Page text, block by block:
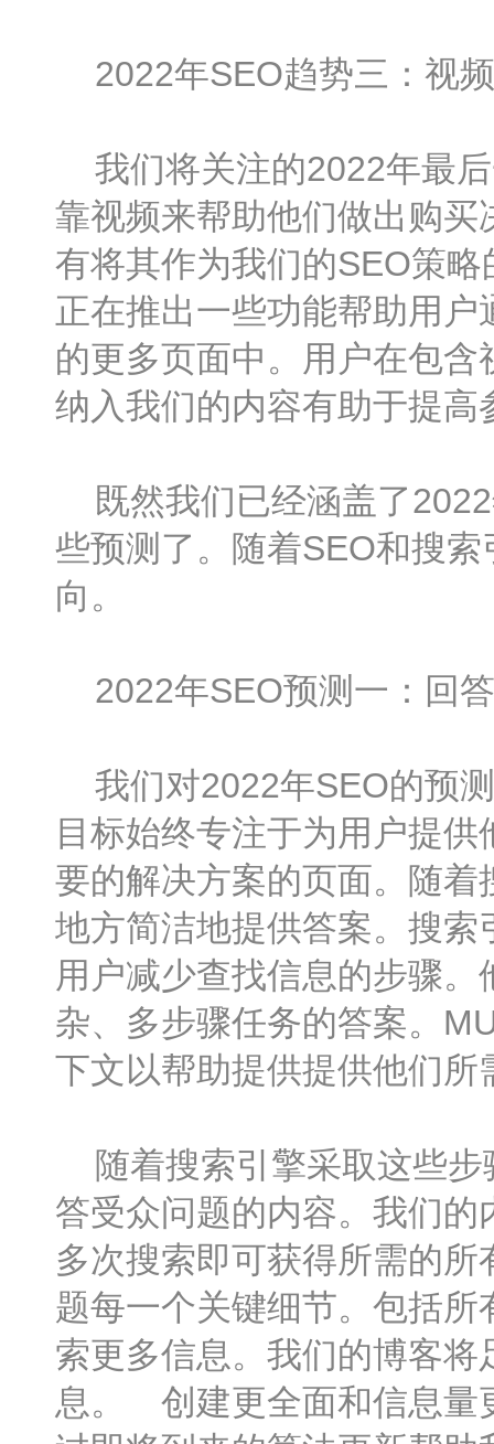
2022年SEO趋势三：视
我们将关注的2022年最
靠视频来帮助他们做出购
有将其作为我们的SEO策
正在推出一些功能帮助用
的更多页面中。用户在包
纳入我们的内容有助于提
既然我们已经涵盖了
些预测了。随着SEO和搜
向。
2022年SEO预测一：回
我们对2022年SEO的预
目标始终专注于为用户提
要的解决方案的页面。随
地方简洁地提供答案。搜
用户减少查找信息的步骤
杂、多步骤任务的答案。
下文以帮助提供提供他们
随着搜索引擎采取这些步
答受众问题的内容。我们
多次搜索即可获得所需的
题每一个关键细节。包括
索更多信息。我们的博客
息。 创建更全面和信息量